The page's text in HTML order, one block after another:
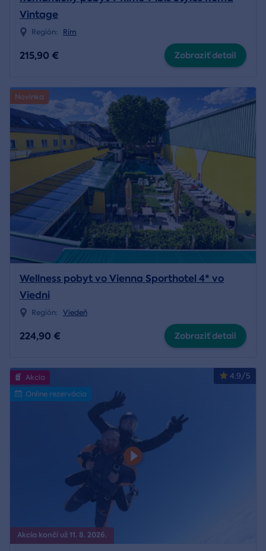
Vintage
Región: Rím
215,90 € Zobraziť detail
Novinka
Wellness pobyt vo Vienna Sporthotel 4* vo
Viedni
Región: Viedeň
224,90 € Zobraziť detail
Akcia končí už 11. 8. 2026.
4.9/5
Akcia
Online rezervácia